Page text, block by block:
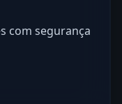
com segurança